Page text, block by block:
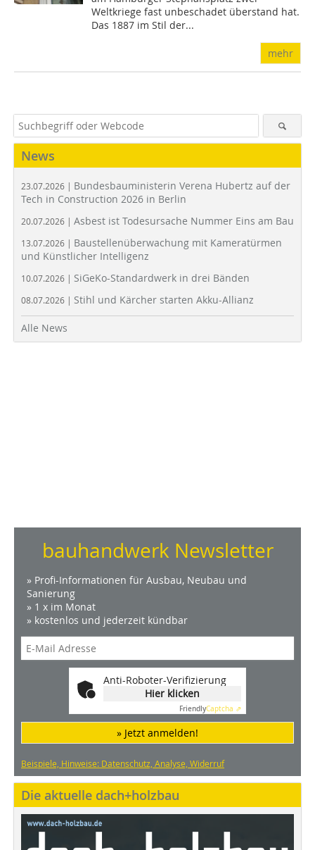
Weltkriege fast unbeschadet überstand hat.
Das 1887 im Stil der...
mehr
News
23.07.2026 | Bundesbauministerin Verena Hubertz auf der
Tech in Construction 2026 in Berlin
20.07.2026 | Asbest ist Todesursache Nummer Eins am Bau
13.07.2026 | Baustellenüberwachung mit Kameratürmen
und Künstlicher Intelligenz
10.07.2026 | SiGeKo-Standardwerk in drei Bänden
08.07.2026 | Stihl und Kärcher starten Akku-Allianz
Alle News
bauhandwerk Newsletter
» Profi-Informationen für Ausbau, Neubau und
Sanierung
» 1 x im Monat
» kostenlos und jederzeit kündbar
Anti-Roboter-Verifizierung
Hier klicken
FriendlyCaptcha ⇗
» Jetzt anmelden!
Beispiele, Hinweise: Datenschutz, Analyse, Widerruf
Die aktuelle dach+holzbau